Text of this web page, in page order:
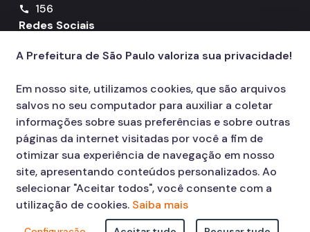
call
156
Redes Sociais
Icone do YouTube
Icone do X
Icone do Instagram
Icone do Facebook
Icone do Flickr
A Prefeitura de São Paulo valoriza sua privacidade!
Em nosso site, utilizamos cookies, que são arquivos
salvos no seu computador para auxiliar a coletar
informações sobre suas preferências e sobre outras
páginas da internet visitadas por você a fim de
otimizar sua experiência de navegação em nosso
site, apresentando conteúdos personalizados. Ao
selecionar "Aceitar todos", você consente com a
utilização de cookies. Saiba mais